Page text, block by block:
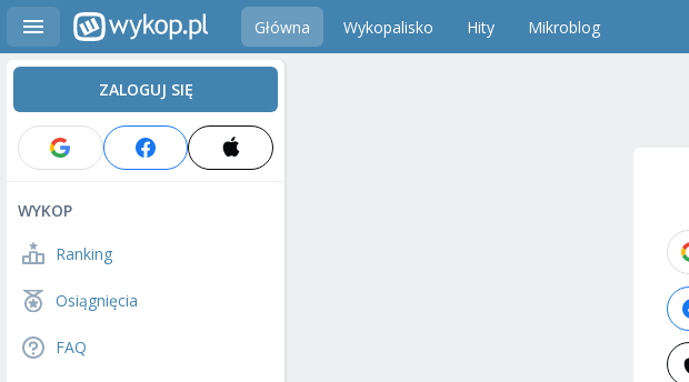
Główna Wykopalisko Hity Mikroblog
ZALOGUJ SIĘ
WYKOP
Ranking
Osiągnięcia
FAQ